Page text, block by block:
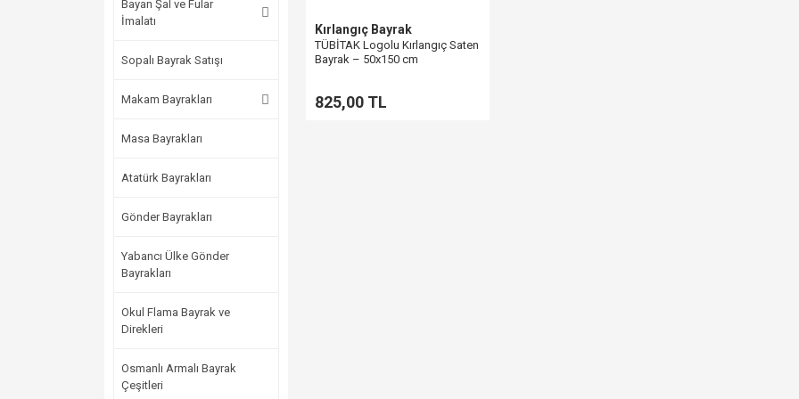
Bayan Şal ve Fular
İmalatı
Sopalı Bayrak Satışı
Makam Bayrakları
Masa Bayrakları
Atatürk Bayrakları
Gönder Bayrakları
Yabancı Ülke Gönder
Bayrakları
Okul Flama Bayrak ve
Direkleri
Osmanlı Armalı Bayrak
Çeşitleri
Kırlangıç Bayrak
TÜBİTAK Logolu Kırlangıç Saten
Bayrak – 50x150 cm
825,00 TL